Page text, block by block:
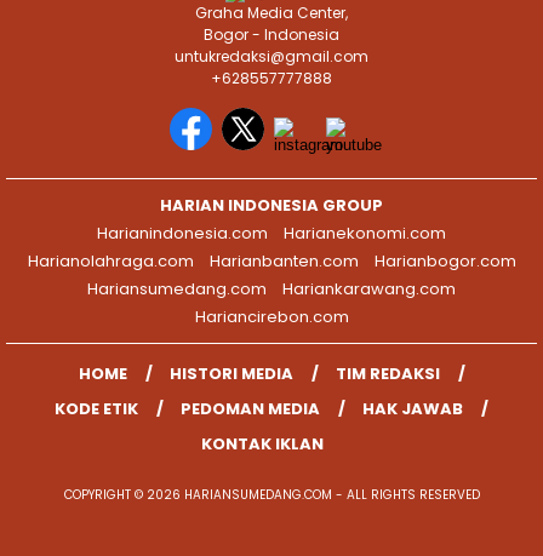
Graha Media Center,
Bogor - Indonesia
untukredaksi@gmail.com
+628557777888
HARIAN INDONESIA GROUP
Harianindonesia.com
Harianekonomi.com
Harianolahraga.com
Harianbanten.com
Harianbogor.com
Hariansumedang.com
Hariankarawang.com
Hariancirebon.com
HOME HISTORI MEDIA
TIM REDAKSI
KODE ETIK
PEDOMAN MEDIA
HAK JAWAB
KONTAK IKLAN
COPYRIGHT © 2026 HARIANSUMEDANG.COM - ALL RIGHTS RESERVED